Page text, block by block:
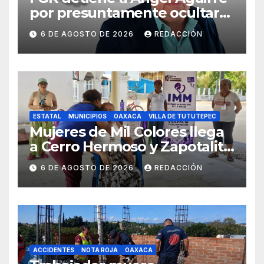
por presuntamente ocultar
evidencias del caso
Ayotzinapa
6 DE AGOSTO DE 2026 REDACCIÓN
ESTATAL MUNICIPIOS OAXACA VILLA DE TUTUTEPEC
Mujeres de Mil Colores llega
a Cerro Hermoso y Zapotalito
para fortalecer redes de
apoyo y prevenir violencias
6 DE AGOSTO DE 2026 REDACCIÓN
ACCIDENTES NOTA ROJA OAXACA